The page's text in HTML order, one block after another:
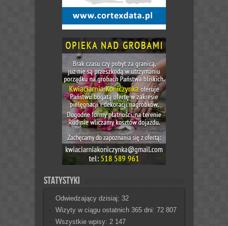
Statystyki
Odwiedzający dzisiaj: 32
Wizyty w ciągu ostatnich 365 dni: 72 807
Wszystkie wpisy: 2 147